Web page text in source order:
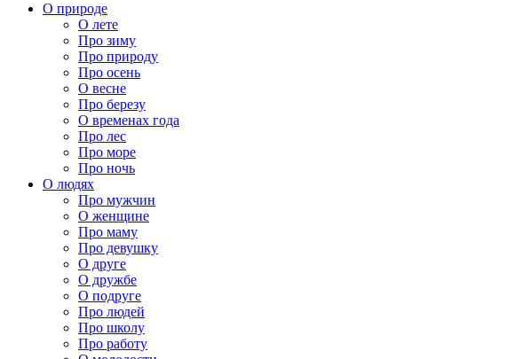
О природе
О лете
Про зиму
Про природу
Про осень
О весне
Про березу
О временах года
Про лес
Про море
Про ночь
О людях
Про мужчин
О женщине
Про маму
Про девушку
О друге
О дружбе
О подруге
Про людей
Про школу
Про работу